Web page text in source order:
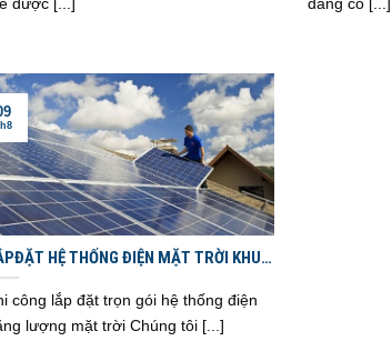
HỆ THỐNG ĐIỆN MẶT TRỜI KHU
NGHỆ AN -HÀ TĨNH -THANH HÓA
công lắp đặt trọn gói hệ thống điện
lượng mặt trời Chúng tôi [...]